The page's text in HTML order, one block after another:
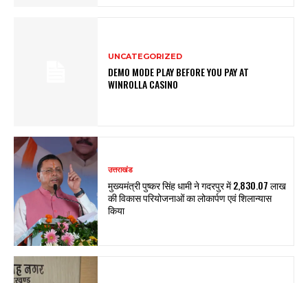
UNCATEGORIZED
DEMO MODE PLAY BEFORE YOU PAY AT
WINROLLA CASINO
उत्तराखंड
मुख्यमंत्री पुष्कर सिंह धामी ने गदरपुर में ₹2,830.07 लाख
की विकास परियोजनाओं का लोकार्पण एवं शिलान्यास
किया